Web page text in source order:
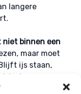
langere
binnen een
maar moet
ijs staan,